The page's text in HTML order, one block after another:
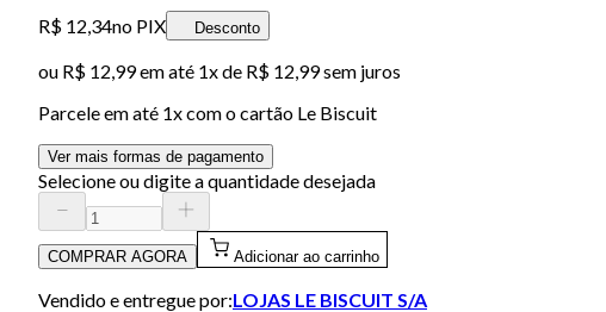
R$ 12,34no PIX Desconto
ou R$ 12,99em até 1x de R$ 12,99sem juros
Parcele em até 1x com o cartão Le Biscuit
Ver mais formas de pagamento
Selecione ou digite a quantidade desejada
COMPRAR AGORA Adicionar ao carrinho
Vendido e entregue por:LOJAS LE BISCUIT S/A